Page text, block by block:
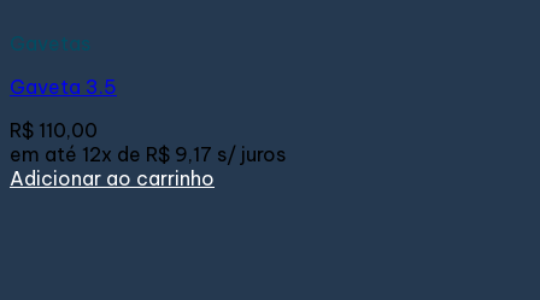
Gavetas
Gaveta 3.5
R$ 110,00
em até 12x de R$ 9,17 s/ juros
Adicionar ao carrinho